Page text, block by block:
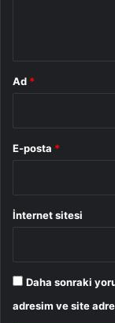
Ad *
E-posta *
İnternet sitesi
Daha sonraki
adresim ve site